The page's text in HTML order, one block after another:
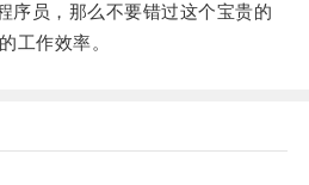
员，那么不要错过这个宝贵的
工作效率。